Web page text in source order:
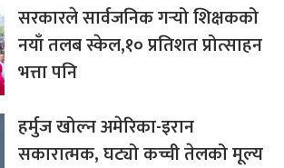
सरकारले सार्वजनिक गर्‍यो शिक्षकको
नयाँ तलब स्केल,१० प्रतिशत प्रोत्साहन
भत्ता पनि
हर्मुज खोल्न अमेरिका-इरान
सकारात्मक, घट्यो कच्ची तेलको मूल्य